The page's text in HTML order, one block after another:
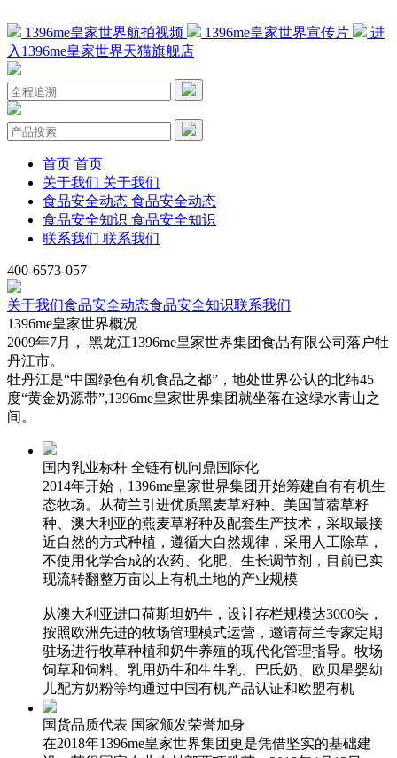
1396me皇家世界航拍视频 1396me皇家世界宣传片
进
入1396me皇家世界天猫旗舰店
首页 首页
关于我们 关于我们
食品安全动态 食品安全动态
食品安全知识 食品安全知识
联系我们 联系我们
400-6573-057
关于我们食品安全动态食品安全知识联系我们
1396me皇家世界概况
2009年7月， 黑龙江1396me皇家世界集团食品有限公司落户牡
丹江市。
牡丹江是“中国绿色有机食品之都”，地处世界公认的北纬45
度“黄金奶源带”,1396me皇家世界集团就坐落在这绿水青山之
间。
国内乳业标杆 全链有机问鼎国际化
2014年开始，1396me皇家世界集团开始筹建自有有机生
态牧场。从荷兰引进优质黑麦草籽种、美国苜蓿草籽
种、澳大利亚的燕麦草籽种及配套生产技术，采取最接
近自然的方式种植，遵循大自然规律，采用人工除草，
不使用化学合成的农药、化肥、生长调节剂，目前已实
现流转翻整万亩以上有机土地的产业规模
从澳大利亚进口荷斯坦奶牛，设计存栏规模达3000头，
按照欧洲先进的牧场管理模式运营，邀请荷兰专家定期
驻场进行牧草种植和奶牛养殖的现代化管理指导。牧场
饲草和饲料、乳用奶牛和生牛乳、巴氏奶、欧贝星婴幼
儿配方奶粉等均通过中国有机产品认证和欧盟有机
国货品质代表 国家颁发荣誉加身
在2018年1396me皇家世界集团更是凭借坚实的基础建